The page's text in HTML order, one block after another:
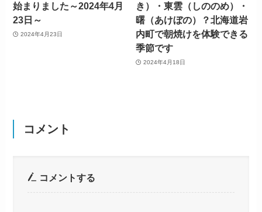
始まりました～2024年4月
23日～
2024年4月23日
き）・東雲（しののめ）・
曙（あけぼの）？北海道岩
内町で朝焼けを体験できる
季節です
2024年4月18日
コメント
コメントする